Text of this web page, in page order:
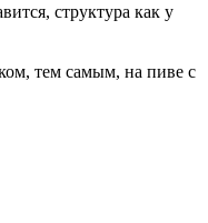
структура как у
тем самым, на пиве с